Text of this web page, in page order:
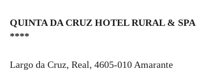
QUINTA DA CRUZ HOTEL RURAL & SPA
****
Largo da Cruz, Real, 4605-010 Amarante